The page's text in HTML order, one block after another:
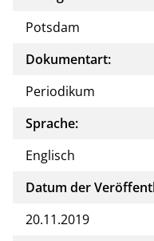
Potsdam
Dokumentart:
Periodikum
Sprache:
Englisch
Datum der
20.11.2019